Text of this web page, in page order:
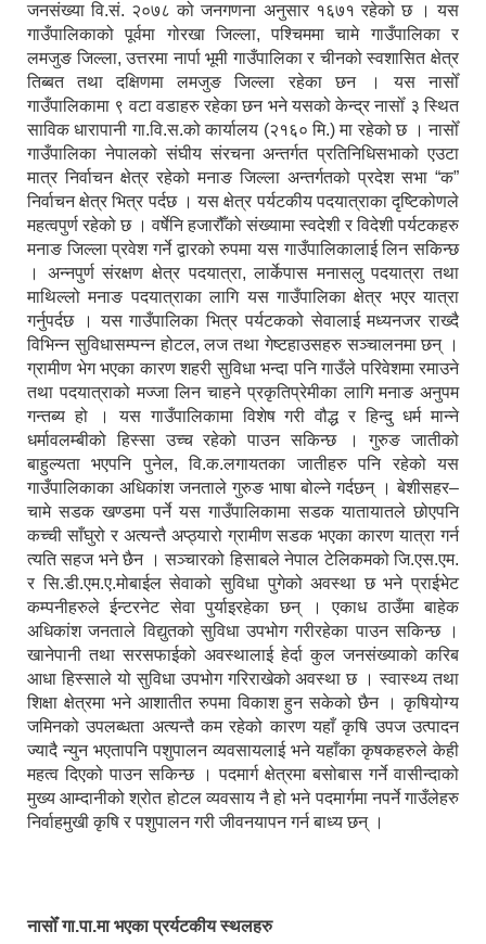
जनसंख्या वि.सं. २०७८ को जनगणना अनुसार १६७१ रहेको छ । यस
गाउँपालिकाको पूर्वमा गोरखा जिल्ला, पश्चिममा चामे गाउँपालिका र
लमजुङ जिल्ला, उत्तरमा नार्पा भूमी गाउँपालिका र चीनको स्वशासित क्षेत्र
तिब्बत तथा दक्षिणमा लमजुङ जिल्ला रहेका छन । यस नासोँ
गाउँपालिकामा ९ वटा वडाहरु रहेका छन भने यसको केन्द्र नासोँ ३ स्थित
साविक धारापानी गा.वि.स.को कार्यालय (२१६० मि.) मा रहेको छ । नासोँ
गाउँपालिका नेपालको संघीय संरचना अन्तर्गत प्रतिनिधिसभाको एउटा
मात्र निर्वाचन क्षेत्र रहेको मनाङ जिल्ला अन्तर्गतको प्रदेश सभा “क”
निर्वाचन क्षेत्र भित्र पर्दछ । यस क्षेत्र पर्यटकीय पदयात्राका दृष्टिकोणले
महत्वपुर्ण रहेको छ । वर्षेनि हजारौँको संख्यामा स्वदेशी र विदेशी पर्यटकहरु
मनाङ जिल्ला प्रवेश गर्ने द्वारको रुपमा यस गाउँपालिकालाई लिन सकिन्छ
। अन्नपुर्ण संरक्षण क्षेत्र पदयात्रा, लार्केपास मनासलु पदयात्रा तथा
माथिल्लो मनाङ पदयात्राका लागि यस गाउँपालिका क्षेत्र भएर यात्रा
गर्नुपर्दछ । यस गाउँपालिका भित्र पर्यटकको सेवालाई मध्यनजर राख्दै
विभिन्न सुविधासम्पन्न होटल, लज तथा गेष्टहाउसहरु सञ्चालनमा छन् ।
ग्रामीण भेग भएका कारण शहरी सुविधा भन्दा पनि गाउँले परिवेशमा रमाउने
तथा पदयात्राको मज्जा लिन चाहने प्रकृतिप्रेमीका लागि मनाङ अनुपम
गन्तब्य हो । यस गाउँपालिकामा विशेष गरी वौद्ध र हिन्दु धर्म मान्ने
धर्मावलम्बीको हिस्सा उच्च रहेको पाउन सकिन्छ । गुरुङ जातीको
बाहुल्यता भएपनि पुनेल, वि.क.लगायतका जातीहरु पनि रहेको यस
गाउँपालिकाका अधिकांश जनताले गुरुङ भाषा बोल्ने गर्दछन् । बेशीसहर–
चामे सडक खण्डमा पर्ने यस गाउँपालिकामा सडक यातायातले छोएपनि
कच्ची साँघुरो र अत्यन्तै अप्ठ्यारो ग्रामीण सडक भएका कारण यात्रा गर्न
त्यति सहज भने छैन । सञ्चारको हिसाबले नेपाल टेलिकमको जि.एस.एम.
र सि.डी.एम.ए.मोबाईल सेवाको सुविधा पुगेको अवस्था छ भने प्राईभेट
कम्पनीहरुले ईन्टरनेट सेवा पुर्याइरहेका छन् । एकाध ठाउँमा बाहेक
अधिकांश जनताले विद्युतको सुविधा उपभोग गरीरहेका पाउन सकिन्छ ।
खानेपानी तथा सरसफाईको अवस्थालाई हेर्दा कुल जनसंख्याको करिब
आधा हिस्साले यो सुविधा उपभोग गरिराखेको अवस्था छ । स्वास्थ्य तथा
शिक्षा क्षेत्रमा भने आशातीत रुपमा विकाश हुन सकेको छैन । कृषियोग्य
जमिनको उपलब्धता अत्यन्तै कम रहेको कारण यहाँ कृषि उपज उत्पादन
ज्यादै न्युन भएतापनि पशुपालन व्यवसायलाई भने यहाँका कृषकहरुले केही
महत्व दिएको पाउन सकिन्छ । पदमार्ग क्षेत्रमा बसोबास गर्ने वासीन्दाको
मुख्य आम्दानीको श्रोत होटल व्यवसाय नै हो भने पदमार्गमा नपर्ने गाउँलेहरु
निर्वाहमुखी कृषि र पशुपालन गरी जीवनयापन गर्न बाध्य छन् ।
नासोँ गा.पा.मा भएका प्रर्यटकीय स्थलहरु